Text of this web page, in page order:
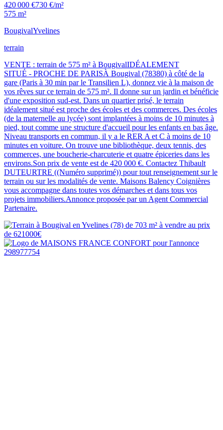
420 000 €730 €/m²
575 m²
BougivalYvelines
terrain
VENTE : terrain de 575 m² à BougivalIDÉALEMENT
SITUÉ - PROCHE DE PARISÀ Bougival (78380) à côté de la
gare (Paris à 30 min par le Transilien L), donnez vie à la maison de
vos rêves sur ce terrain de 575 m². Il donne sur un jardin et bénéficie
d'une exposition sud-est. Dans un quartier prisé, le terrain
idéalement situé est proche des écoles et des commerces. Des écoles
(de la maternelle au lycée) sont implantées à moins de 10 minutes à
pied, tout comme une structure d'accueil pour les enfants en bas âge.
Niveau transports en commun, il y a le RER A et C à moins de 10
minutes en voiture. On trouve une bibliothèque, deux tennis, des
commerces, une boucherie-charcuterie et quatre épiceries dans les
environs.Son prix de vente est de 420 000 €. Contactez Thibault
DUTEURTRE ((Numéro supprimé)) pour tout renseignement sur le
terrain ou sur les modalités de vente. Maisons Balency Coignières
vous accompagne dans toutes vos démarches et dans tous vos
projets immobiliers.Annonce proposée par un Agent Commercial
Partenaire.